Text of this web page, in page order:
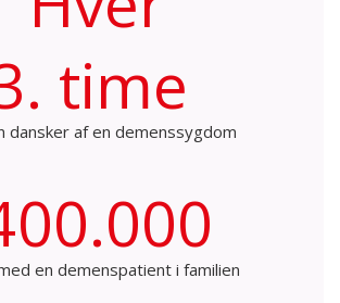
time
dansker af en demenssygdom
en demenspatient i familien